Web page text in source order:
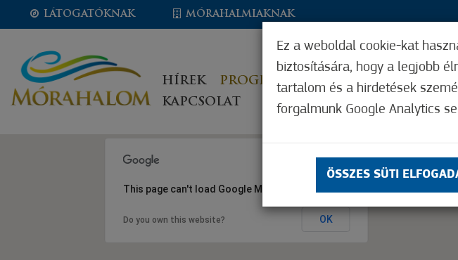
LÁTOGATÓKNAK MÓRAHALMIAKNAK
HÍREK PROGRAMOK ÍGY MŰKÖDIK
KAPCSOLAT
This page can't load Google Maps correctly.
Do you own this website? OK
Ez a weboldal cookie-kat
biztosítására, hogy a legjobb
tartalom és a hirdetések
forgalmunk Google Analytics
ÖSSZES SÜTI